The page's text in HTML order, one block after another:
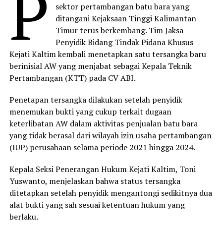
sektor pertambangan batu bara yang
ditangani Kejaksaan Tinggi Kalimantan
Timur terus berkembang. Tim Jaksa
Penyidik Bidang Tindak Pidana Khusus
Kejati Kaltim kembali menetapkan satu tersangka baru
berinisial AW yang menjabat sebagai Kepala Teknik
Pertambangan (KTT) pada CV ABI.
Penetapan tersangka dilakukan setelah penyidik
menemukan bukti yang cukup terkait dugaan
keterlibatan AW dalam aktivitas penjualan batu bara
yang tidak berasal dari wilayah izin usaha pertambangan
(IUP) perusahaan selama periode 2021 hingga 2024.
Kepala Seksi Penerangan Hukum Kejati Kaltim, Toni
Yuswanto, menjelaskan bahwa status tersangka
ditetapkan setelah penyidik mengantongi sedikitnya dua
alat bukti yang sah sesuai ketentuan hukum yang
berlaku.